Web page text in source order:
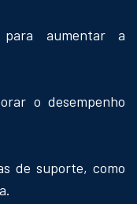
para aumentar a
o desempenho
de suporte, como